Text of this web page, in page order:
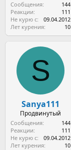
Сообщения
144
Реакции
111
Не курю с
09.04.2012
Лет курения
10
S
Sanya111
Продвинутый
Сообщения
144
Реакции
111
Не курю с
09.04.2012
Лет курения
10